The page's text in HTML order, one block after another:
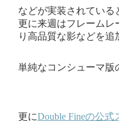
などが実装されている
更に来週はフレームレ
り高品質な影などを追
単純なコンシューマ版
更にDouble Fineの公式